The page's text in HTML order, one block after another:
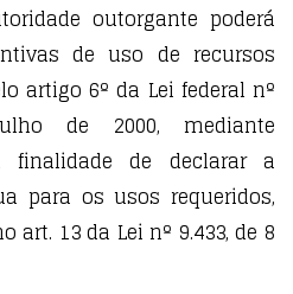
outorgante poderá
de uso de recursos
artigo 6º da Lei federal nº
de 2000, mediante
finalidade de declarar a
para os usos requeridos,
art. 13 da Lei nº 9.433, de 8